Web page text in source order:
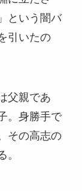
という闇バ
引いたの
父親であ
。身勝手で
その高志の
。